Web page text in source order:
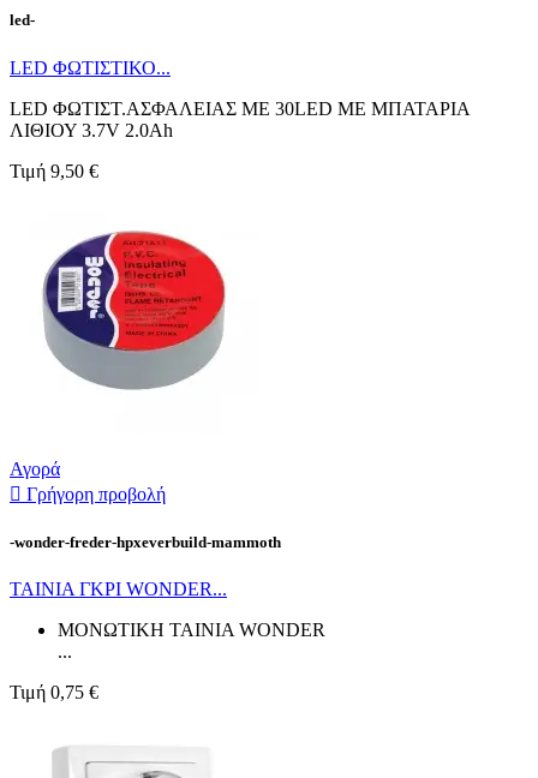
led-
LED ΦΩΤΙΣΤΙΚΟ...
LED ΦΩΤΙΣΤ.ΑΣΦΑΛΕΙΑΣ ΜΕ 30LED ΜΕ ΜΠΑΤΑΡΙΑ
ΛΙΘΙΟΥ 3.7V 2.0Ah
Τιμή 9,50 €
Αγορά
 Γρήγορη προβολή
-wonder-freder-hpxeverbuild-mammoth
ΤΑΙΝΙΑ ΓΚΡΙ WONDER...
ΜΟΝΩΤΙΚΗ ΤΑΙΝΙΑ WONDER
...
Τιμή 0,75 €